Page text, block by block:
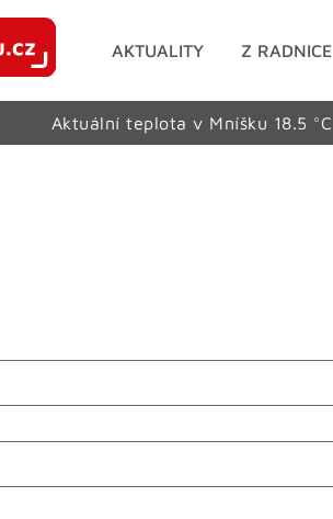
AKTUALITY Z RADNICE
Aktuální teplota v Mníšku 18.5 °C